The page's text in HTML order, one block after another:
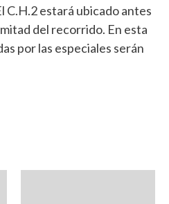
C.H.2 estará ubicado antes
del recorrido. En esta
por las especiales serán